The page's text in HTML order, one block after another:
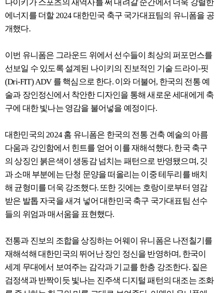
나이키가 스포츠의 새역사를 써 내려갈 순간에서 더욱 강렬한
에너지를 더할 2024 대한민국 축구 국가대표팀의 유니폼을 공
개했다.
이번 유니폼은 그라운드 위에서 선수들이 최상의 퍼포먼스를
선보일 수 있도록 설계된 나이키의 진보적인 기술 드라이-핏
(Dri-FIT) ADV 를 핵심으로 한다. 이와 더불어, 한국의 전통 예
술과 장인정신에서 착안한 디자인을 통해 새로운 세대에게 축
구에 대한 빛나는 영감을 불어넣을 예정이다.
대한민국의 2024 홈 유니폼은 한국의 전통 건축 예술의 아름
다움과 강인함에서 힌트를 얻어 이를 재해석했다. 한국 축구
의 상징인 붉은색이 생동감 넘치는 패턴으로 반영됐으며, 깃
과 소매 부분에는 단청 문양을 떠올리는 이중 테두리를 배치
해 균형미를 더욱 강조했다. 또한 깃에는 호랑이로부터 영감
받은 발톱 자국을 새겨 넣어 대한민국 축구 국가대표팀 선수
들의 위엄과 매서움을 표현했다.
전통과 진보의 조합을 상징하는 어웨이 유니폼은 나전칠기를
재해석해 대한민국의 뛰어난 장인 정신을 반영하며, 한국이
세계 무대에서 보여주는 감각과 기교를 한층 강조한다. 짙은
검정색과 반짝이듯 빛나는 진주색 디지털 패턴의 대조는 조화